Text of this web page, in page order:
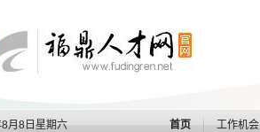
月8日星期六 首页 工作机会